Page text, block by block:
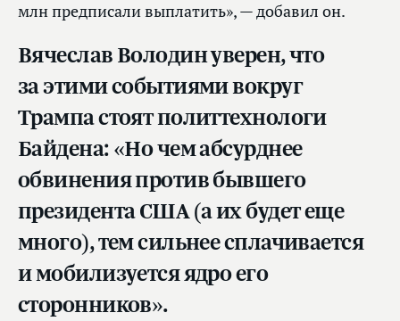
млн предписали выплатить», — добавил он.
Вячеслав Володин уверен, что
за этими событиями вокруг
Трампа стоят политтехнологи
Байдена: «Но чем абсурднее
обвинения против бывшего
президента США (а их будет еще
много), тем сильнее сплачивается
и мобилизуется ядро его
сторонников».